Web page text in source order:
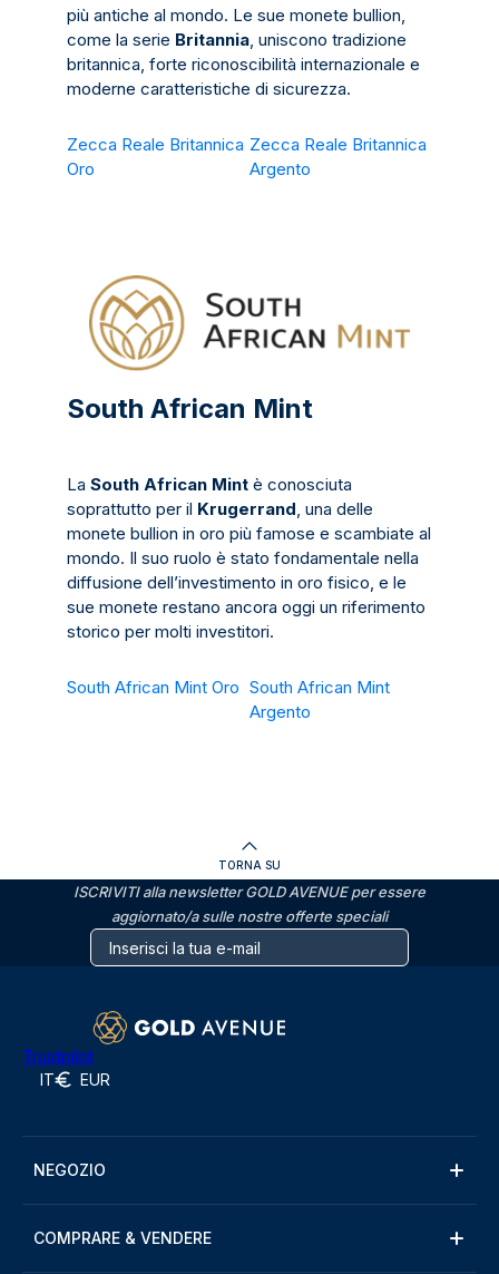
più antiche al mondo. Le sue monete bullion,
come la serie Britannia, uniscono tradizione
britannica, forte riconoscibilità internazionale e
moderne caratteristiche di sicurezza.
Zecca Reale Britannica
Oro
Zecca Reale Britannica
Argento
South African Mint
La South African Mint è conosciuta
soprattutto per il Krugerrand, una delle
monete bullion in oro più famose e scambiate al
mondo. Il suo ruolo è stato fondamentale nella
diffusione dell’investimento in oro fisico, e le
sue monete restano ancora oggi un riferimento
storico per molti investitori.
South African Mint Oro South African Mint
Argento
TORNA SU
ISCRIVITI alla newsletter GOLD AVENUE per essere
aggiornato/a sulle nostre offerte speciali
Trustpilot
IT EUR
NEGOZIO
COMPRARE & VENDERE